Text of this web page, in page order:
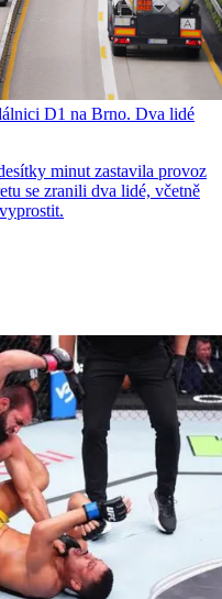
D1 na Brno. Dva lidé
minut zastavila provoz
se zranili dva lidé, včetně